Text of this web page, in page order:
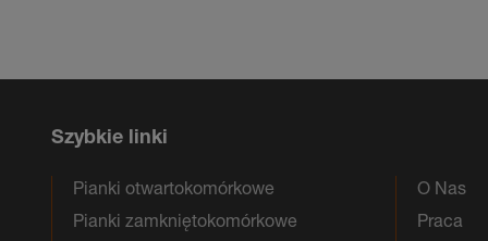
Szybkie linki
Pianki otwartokomórkowe
Pianki zamkniętokomórkowe
O Nas
Praca